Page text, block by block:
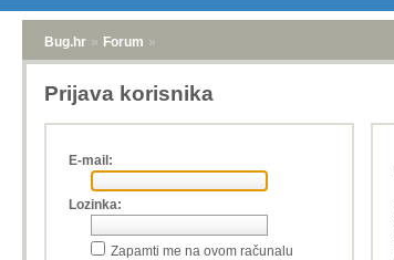
Bug.hr » Forum »
Prijava korisnika
E-mail:
Lozinka:
Zapamti me na ovom računalu